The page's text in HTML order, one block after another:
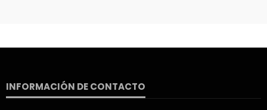
INFORMACIÓN DE CONTACTO